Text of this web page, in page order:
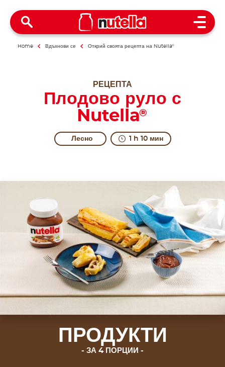
Open
Home Вдъхнови се Открий своята рецепта на Nutella®
РЕЦЕПТА
Плодово руло с
Nutella®
Лесно 1 h 10 мин
ПРОДУКТИ
ЗА 4 ПОРЦИИ